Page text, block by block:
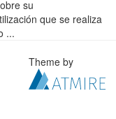
su
que se realiza
...
Theme by